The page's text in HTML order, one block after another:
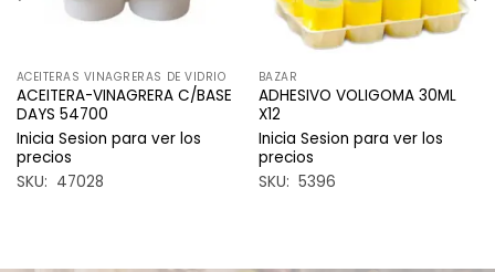
ACEITERAS VINAGRERAS DE VIDRIO
ACEITERA-VINAGRERA C/BASE
DAYS 54700
Inicia Sesion para ver los
precios
SKU: 47028
BAZAR
ADHESIVO VOLIGOMA 30ML
X12
Inicia Sesion para ver los
precios
SKU: 5396